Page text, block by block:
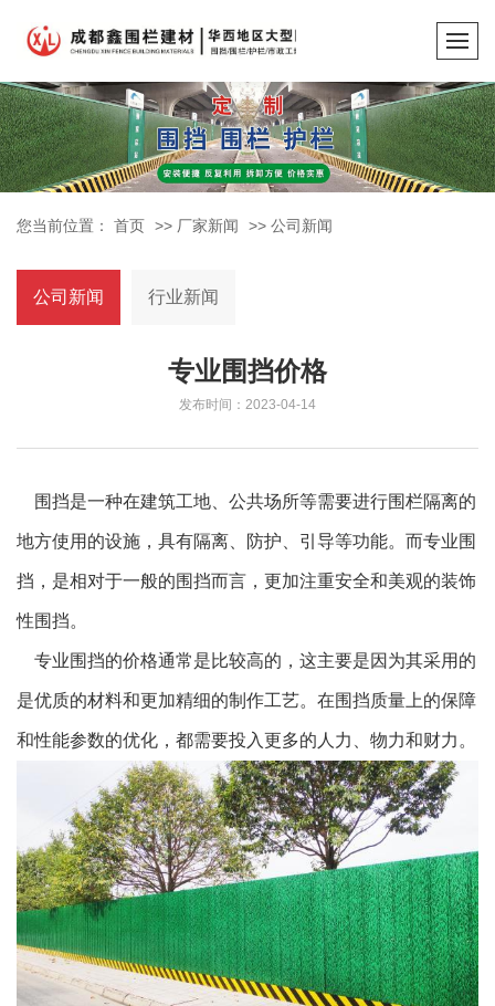
您当前位置： 首页 >> 厂家新闻 >> 公司新闻
公司新闻 行业新闻
专业围挡价格
发布时间：2023-04-14
围挡是一种在建筑工地、公共场所等需要进行围栏隔离的
地方使用的设施，具有隔离、防护、引导等功能。而专业围
挡，是相对于一般的围挡而言，更加注重安全和美观的装饰
性围挡。
专业围挡的价格通常是比较高的，这主要是因为其采用的
是优质的材料和更加精细的制作工艺。在围挡质量上的保障
和性能参数的优化，都需要投入更多的人力、物力和财力。